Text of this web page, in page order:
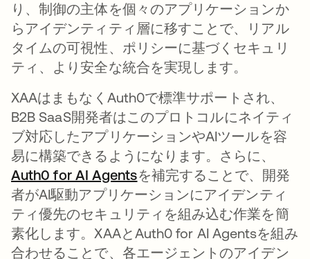
り、制御の主体を個々のアプリケーションか
らアイデンティティ層に移すことで、リアル
タイムの可視性、ポリシーに基づくセキュリ
ティ、より安全な統合を実現します。
XAAはまもなくAuth0で標準サポートされ、
B2B SaaS開発者はこのプロトコルにネイティ
ブ対応したアプリケーションやAIツールを容
易に構築できるようになります。さらに、
Auth0 for AI Agentsを補完することで、開発
者がAI駆動アプリケーションにアイデンティ
ティ優先のセキュリティを組み込む作業を簡
素化します。XAAとAuth0 for AI Agentsを組み
合わせることで、各エージェントのアイデン